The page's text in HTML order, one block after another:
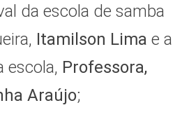
da escola de samba
Itamilson Lima e a
escola, Professora,
Araújo;